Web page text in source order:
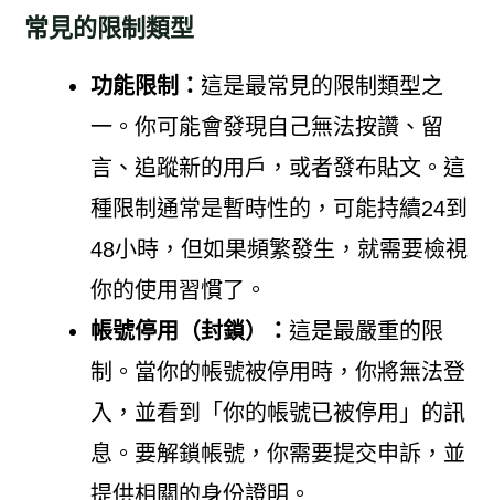
常見的限制類型
功能限制： 這是最常見的限制類型之
一。你可能會發現自己無法按讚、留
言、追蹤新的用戶，或者發布貼文。這
種限制通常是暫時性的，可能持續24到
48小時，但如果頻繁發生，就需要檢視
你的使用習慣了。
帳號停用（封鎖）： 這是最嚴重的限
制。當你的帳號被停用時，你將無法登
入，並看到「你的帳號已被停用」的訊
息。要解鎖帳號，你需要提交申訴，並
提供相關的身份證明。